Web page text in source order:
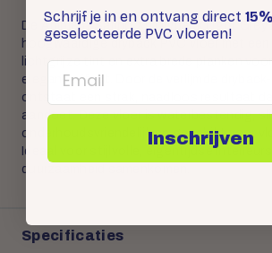
De Ambiant Sarino XL Dryback Light Grey
hoogwaardige dryback PVC vloer met een
lichtgrijze tint en extra brede planken voor
elegant effect. Door de verlijmde dryback-
ontstaat een strak, naadloos resultaat
aandoet. Deze vloer is waterbestendig,
onderhoudsvriendelijk en geschikt voor
Ideaal voor stijlvolle, eigentijdse interieurs
duurzaamheid samenkomen.
Specificaties
Schrijf je in en ontvang direct
geselecteerde PVC vloeren!
Email
Inschrijven